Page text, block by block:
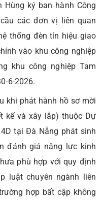
Hùng ký ban hành Công
các đơn vị liên quan
thống đèn tín hiệu giao
vào khu công nghiệp
khu công nghiệp Tam
6-2026.
khi phát hành hồ sơ mời
kế và xây lắp) thuộc Dự
tại Đà Nẵng phát sinh
đánh giá năng lực kinh
phù hợp với quy định
luật chuyên ngành liên
hợp bất cập không